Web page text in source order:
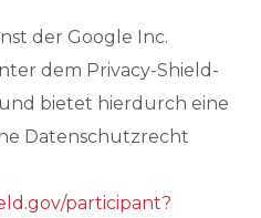
der Google Inc.
dem Privacy-Shield-
bietet hierdurch eine
Datenschutzrecht
participant?